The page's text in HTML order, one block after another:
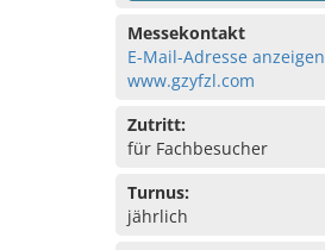
Messekontakt
E-Mail-Adresse anzeigen
www.gzyfzl.com
Zutritt:
für Fachbesucher
Turnus:
jährlich